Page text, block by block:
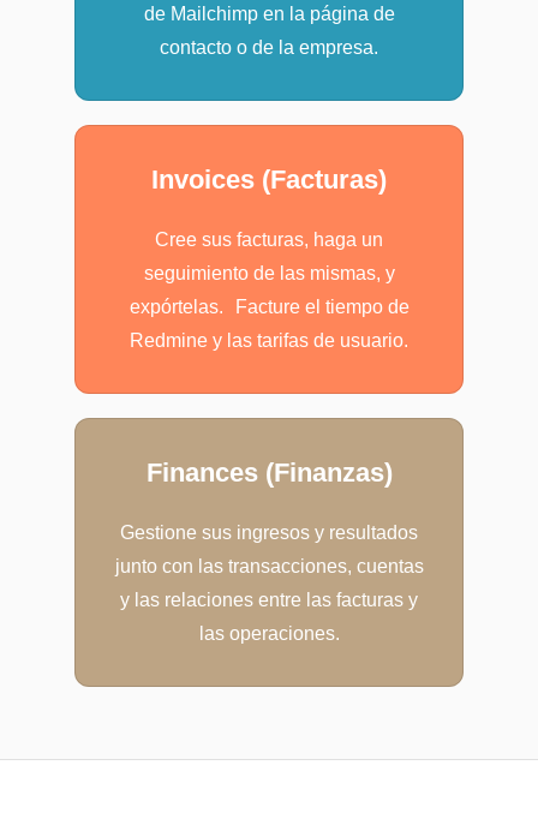
de Mailchimp en la página de
contacto o de la empresa.
Invoices (Facturas)
Cree sus facturas, haga un
seguimiento de las mismas, y
expórtelas. Facture el tiempo de
Redmine y las tarifas de usuario.
Finances (Finanzas)
Gestione sus ingresos y resultados
junto con las transacciones, cuentas
y las relaciones entre las facturas y
las operaciones.